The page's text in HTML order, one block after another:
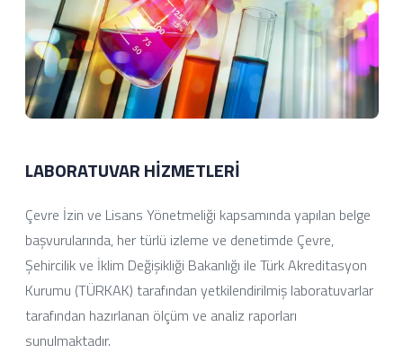
LABORATUVAR HİZMETLERİ
Çevre İzin ve Lisans Yönetmeliği kapsamında yapılan belge
başvurularında, her türlü izleme ve denetimde Çevre,
Şehircilik ve İklim Değişikliği Bakanlığı ile Türk Akreditasyon
Kurumu (TÜRKAK) tarafından yetkilendirilmiş laboratuvarlar
tarafından hazırlanan ölçüm ve analiz raporları
sunulmaktadır.